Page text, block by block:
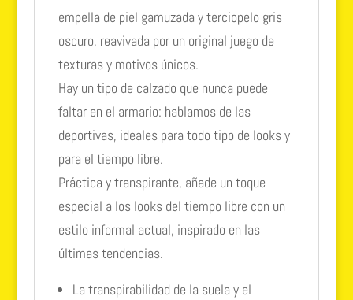
empella de piel gamuzada y terciopelo gris
oscuro, reavivada por un original juego de
texturas y motivos únicos.
Hay un tipo de calzado que nunca puede
faltar en el armario: hablamos de las
deportivas, ideales para todo tipo de looks y
para el tiempo libre.
Práctica y transpirante, añade un toque
especial a los looks del tiempo libre con un
estilo informal actual, inspirado en las
últimas tendencias.
La transpirabilidad de la suela y el